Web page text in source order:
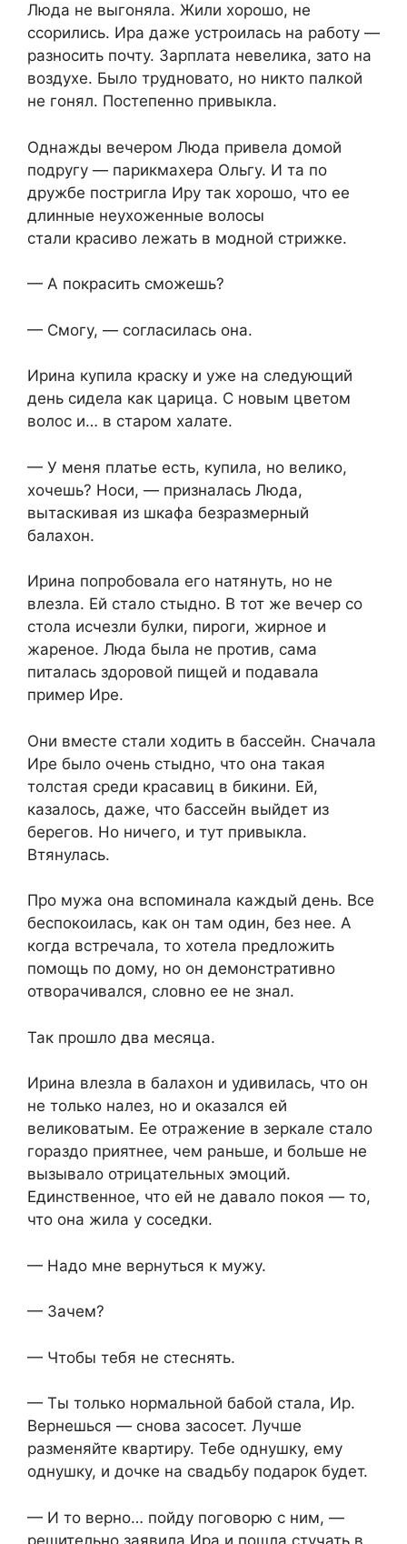
Люда не выгоняла. Жили хорошо, не
ссорились. Ира даже устроилась на работу —
разносить почту. Зарплата невелика, зато на
воздухе. Было трудновато, но никто палкой
не гонял. Постепенно привыкла.
Однажды вечером Люда привела домой
подругу — парикмахера Ольгу. И та по
дружбе постригла Иру так хорошо, что ее
длинные неухоженные волосы
стали красиво лежать в модной стрижке.
— А покрасить сможешь?
— Смогу, — согласилась она.
Ирина купила краску и уже на следующий
день сидела как царица. С новым цветом
волос и… в старом халате.
— У меня платье есть, купила, но велико,
хочешь? Носи, — призналась Люда,
вытаскивая из шкафа безразмерный
балахон.
Ирина попробовала его натянуть, но не
влезла. Ей стало стыдно. В тот же вечер со
стола исчезли булки, пироги, жирное и
жареное. Люда была не против, сама
питалась здоровой пищей и подавала
пример Ире.
Они вместе стали ходить в бассейн. Сначала
Ире было очень стыдно, что она такая
толстая среди красавиц в бикини. Ей,
казалось, даже, что бассейн выйдет из
берегов. Но ничего, и тут привыкла.
Втянулась.
Про мужа она вспоминала каждый день. Все
беспокоилась, как он там один, без нее. А
когда встречала, то хотела предложить
помощь по дому, но он демонстративно
отворачивался, словно ее не знал.
Так прошло два месяца.
Ирина влезла в балахон и удивилась, что он
не только налез, но и оказался ей
великоватым. Ее отражение в зеркале стало
гораздо приятнее, чем раньше, и больше не
вызывало отрицательных эмоций.
Единственное, что ей не давало покоя — то,
что она жила у соседки.
— Надо мне вернуться к мужу.
— Зачем?
— Чтобы тебя не стеснять.
— Ты только нормальной бабой стала, Ир.
Вернешься — снова засосет. Лучше
разменяйте квартиру. Тебе однушку, ему
однушку, и дочке на свадьбу подарок будет.
— И то верно… пойду поговорю с ним, —
решительно заявила Ира и пошла стучать в